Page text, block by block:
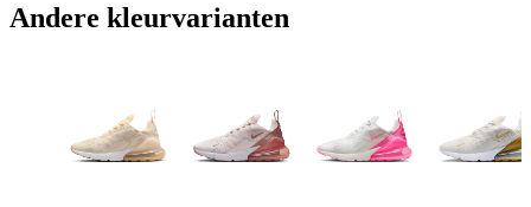
Andere kleurvarianten